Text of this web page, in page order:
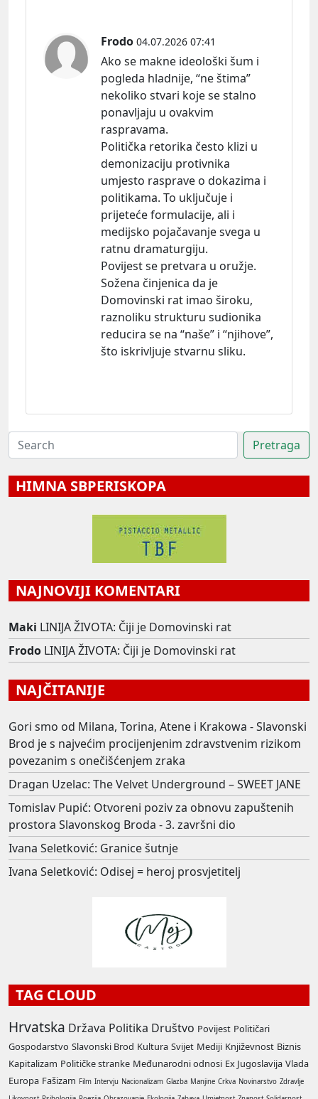
Frodo 04.07.2026 07:41
Ako se makne ideološki šum i
pogleda hladnije, “ne štima”
nekoliko stvari koje se stalno
ponavljaju u ovakvim
raspravama.
Politička retorika često klizi u
demonizaciju protivnika
umjesto rasprave o dokazima i
politikama. To uključuje i
prijeteće formulacije, ali i
medijsko pojačavanje svega u
ratnu dramaturgiju.
Povijest se pretvara u oružje.
Sožena činjenica da je
Domovinski rat imao široku,
raznoliku strukturu sudionika
reducira se na “naše” i “njihove”,
što iskrivljuje stvarnu sliku.
HIMNA SBPERISKOPA
NAJNOVIJI KOMENTARI
Maki LINIJA ŽIVOTA: Čiji je Domovinski rat
Frodo LINIJA ŽIVOTA: Čiji je Domovinski rat
NAJČITANIJE
Gori smo od Milana, Torina, Atene i Krakowa - Slavonski
Brod je s najvećim procijenjenim zdravstvenim rizikom
povezanim s onečišćenjem zraka
Dragan Uzelac: The Velvet Underground – SWEET JANE
Tomislav Pupić: Otvoreni poziv za obnovu zapuštenih
prostora Slavonskog Broda - 3. završni dio
Ivana Seletković: Granice šutnje
Ivana Seletković: Odisej = heroj prosvjetitelj
TAG CLOUD
Hrvatska Država Politika Društvo Povijest Političari
Gospodarstvo Slavonski Brod Kultura Svijet Mediji Književnost Biznis
Kapitalizam Političke stranke Međunarodni odnosi Ex Jugoslavija Vlada
Europa Fašizam Film Intervju Nacionalizam Glazba Manjine Crkva Novinarstvo Zdravlje